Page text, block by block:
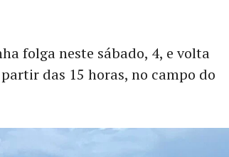
folga neste sábado, 4, e volta
das 15 horas, no campo do